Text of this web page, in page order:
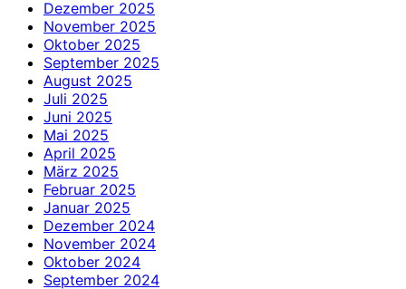
Dezember 2025
November 2025
Oktober 2025
September 2025
August 2025
Juli 2025
Juni 2025
Mai 2025
April 2025
März 2025
Februar 2025
Januar 2025
Dezember 2024
November 2024
Oktober 2024
September 2024